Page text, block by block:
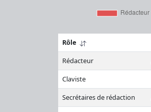
Rôle
Rédacteur
Claviste
Secrétaires de rédaction